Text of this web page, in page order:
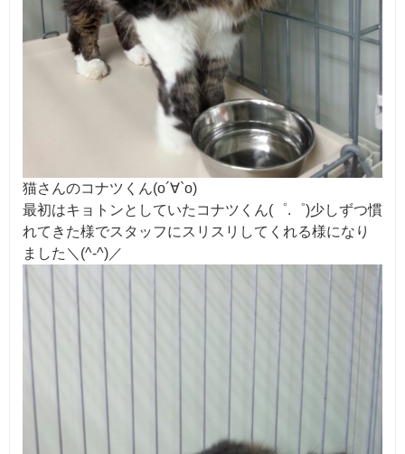
猫さんのコナツくん(о´∀`о)
最初はキョトンとしていたコナツくん(゜.゜)少しずつ慣
れてきた様でスタッフにスリスリしてくれる様になり
ました＼(^-^)／